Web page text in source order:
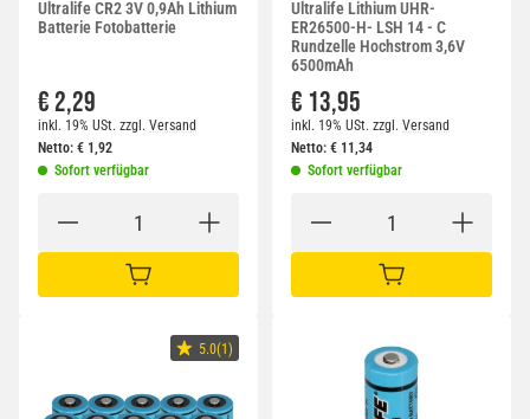
Ultralife CR2 3V 0,9Ah Lithium
Batterie Fotobatterie
€ 2,29
inkl. 19% USt. zzgl. Versand
Netto: € 1,92
Sofort verfügbar
IN DEN WARENKORB
Ultralife Lithium UHR-
ER26500-H- LSH 14 - C
Rundzelle Hochstrom 3,6V
6500mAh
€ 13,95
inkl. 19% USt. zzgl. Versand
Netto: € 11,34
Sofort verfügbar
IN DEN WARENKORB
5.0(1)